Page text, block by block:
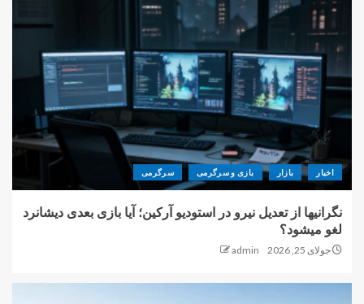
اخبار بازار بازی و سرگرمی سرگرمی
نگرانیها از تعدیل نیرو در استودیو آرکین؛ آیا بازی بعدی دیشانرد
لغو میشود؟
جولای 25, 2026 admin